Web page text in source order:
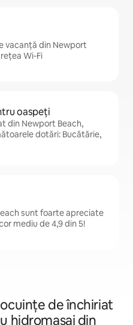
vacanță din Newport
Wi-Fi
oaspeți
din Newport Beach,
dotări: Bucătărie,
sunt foarte apreciate
mediu de 4,9 din 5!
de închiriat
hidromasaj din